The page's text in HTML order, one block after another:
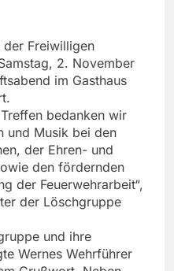
der Freiwilligen
2. November
im Gasthaus
bedanken wir
und Musik bei den
der Ehren- und
den fördernden
der Feuerwehrarbeit“,
der Löschgruppe
und ihre
Wernes Wehrführer